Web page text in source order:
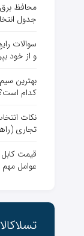
محافظ
جدول
سوالات
و از خود
بهترین
کدام
نکات
تجاری
قیمت
عوامل مهم